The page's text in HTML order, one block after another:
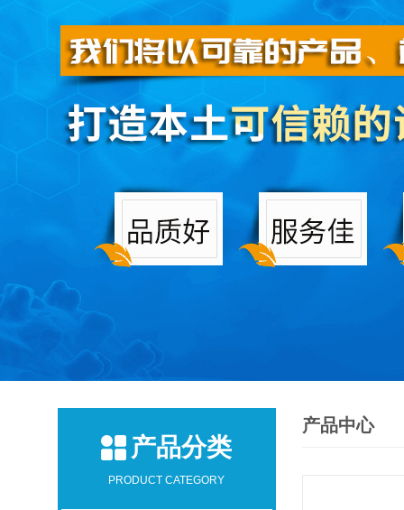
产品分类
PRODUCT CATEGORY
产品中心